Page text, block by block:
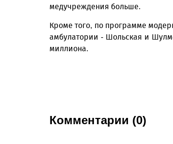
медучреждения больше.
Кроме того, по программе
амбулатории - Шольская и
миллиона.
Комментарии (0)